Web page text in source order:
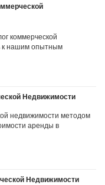
коммерческой
к нашим опытным
Недвижимости
недвижимости методом
аренды в
Недвижимости